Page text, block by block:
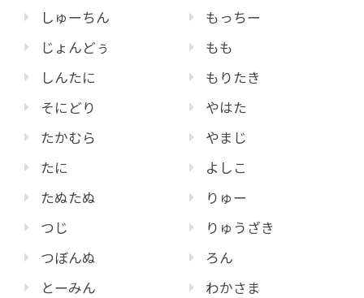
しゅーちん
じょんどぅ
しんたに
そにどり
たかむら
たに
たぬたぬ
つじ
つぼんぬ
とーみん
もっちー
もも
もりたき
やはた
やまじ
よしこ
りゅー
りゅうざき
ろん
わかさま